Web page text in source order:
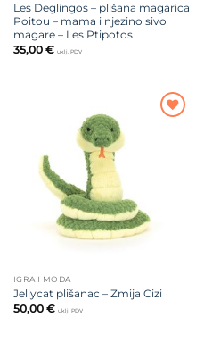
Les Deglingos – plišana magarica
Poitou – mama i njezino sivo
magare – Les Ptipotos
35,00 € uklj. PDV
IGRA I MODA
Jellycat plišanac – Zmija Cizi
50,00 € uklj. PDV